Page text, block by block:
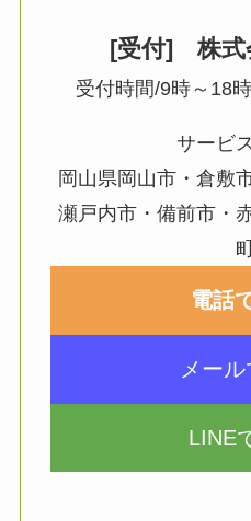
[受付] 株式
受付時間/9時～18
サービ
岡山県岡山市・倉敷
瀬戸内市・備前市・
電話
メー
LINE